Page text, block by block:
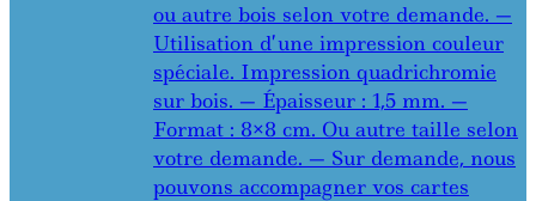
ou autre bois selon votre demande. —
Utilisation d’une impression couleur
spéciale. Impression quadrichromie
sur bois. — Épaisseur : 1,5 mm. —
Format : 8×8 cm. Ou autre taille selon
votre demande. — Sur demande, nous
pouvons accompagner vos cartes